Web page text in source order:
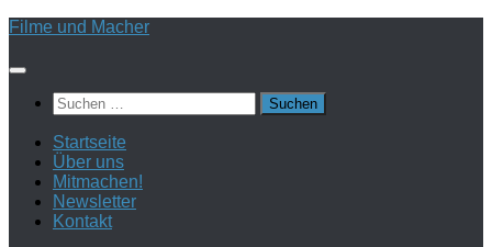
Zum
springen
Filme und Macher
Suchen
nach:
Startseite
Über uns
Mitmachen!
Newsletter
Kontakt